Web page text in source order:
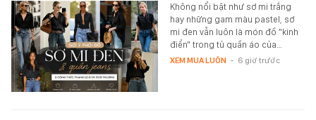
Không nổi bật như sơ mi trắng
hay những gam màu pastel, sơ
mi đen vẫn luôn là món đồ "kinh
điển" trong tủ quần áo của…
XEM MUA LUÔN - 6 giờ trước